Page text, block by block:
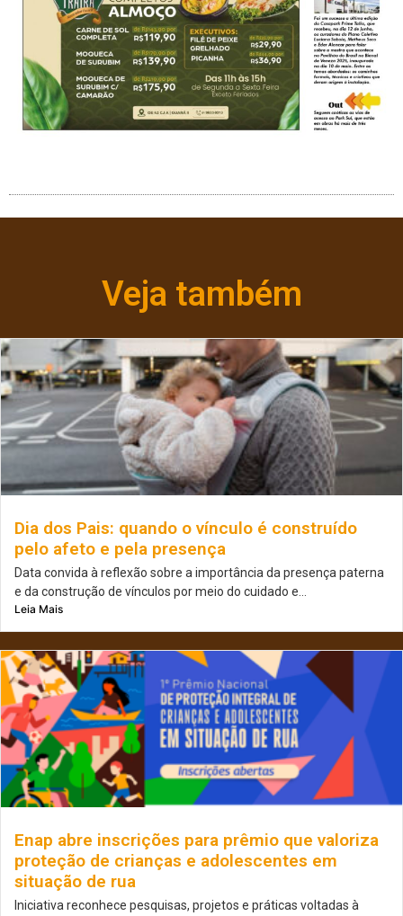
Veja também
Dia dos Pais: quando o vínculo é construído
pelo afeto e pela presença
Data convida à reflexão sobre a importância da presença paterna
e da construção de vínculos por meio do cuidado e...
Leia Mais
Enap abre inscrições para prêmio que valoriza
proteção de crianças e adolescentes em
situação de rua
Iniciativa reconhece pesquisas, projetos e práticas voltadas à